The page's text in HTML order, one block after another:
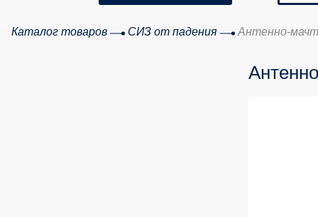
Каталог товаров СИЗ от падения Антенно-